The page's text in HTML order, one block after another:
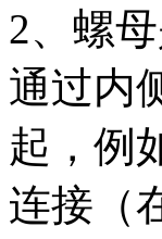
2、螺
通过内
起，例
连接（